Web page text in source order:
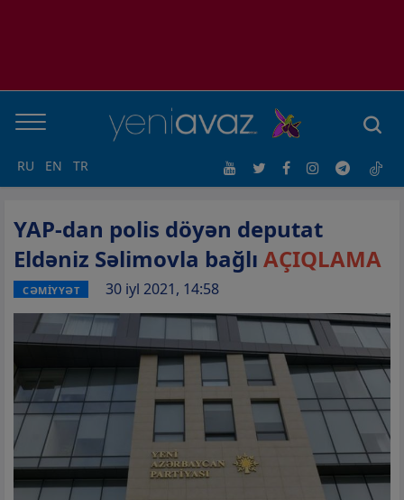
RU EN TR
YAP-dan polis döyən deputat
Eldəniz Səlimovla bağlı AÇIQLAMA
CƏMİYYƏT 30 iyl 2021, 14:58